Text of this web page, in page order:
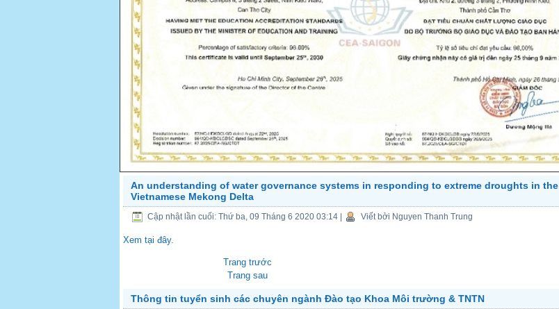
An understanding of water governance systems in responding to extreme droughts in the
Vietnamese Mekong Delta
Cập nhật lần cuối: Thứ ba, 09 Tháng 6 2020 03:14 Viết bởi Nguyen Thanh Trung
Xem tại đây.
Trang trước
Trang sau
Thông tin tuyển sinh các chuyên ngành Đào tạo Khoa Môi trường & TNTN